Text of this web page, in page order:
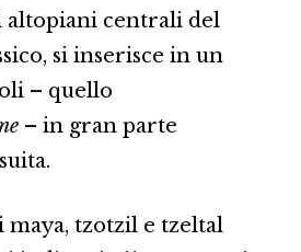
altopiani centrali del
si inserisce in un
– quello
– in gran parte
maya, tzotzil e tzeltal